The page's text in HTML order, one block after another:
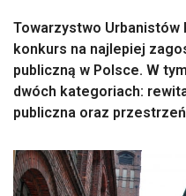
Towarzystwo Urbanistów
konkurs na najlepiej
publiczną w Polsce. W
dwóch kategoriach:
publiczna oraz